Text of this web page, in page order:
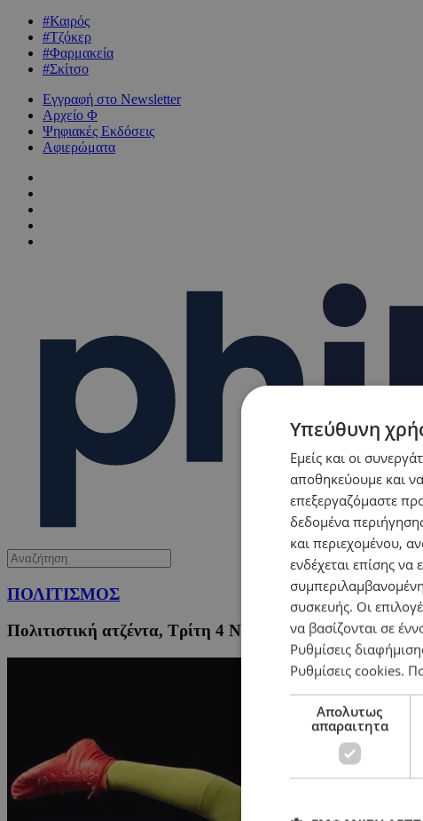
#Καιρός
#Τζόκερ
#Φαρμακεία
#Σκίτσο
Εγγραφή στο Newsletter
Αρχείο Φ
Ψηφιακές Εκδόσεις
Αφιερώματα
ΠΟΛΙΤΙΣΜΟΣ
Πολιτιστική ατζέντα, Τρίτη 4 Νοεμβρίου
Υπεύθυνη
Εμείς και οι
αποθηκεύουμε και
επεξεργαζόμαστε
δεδομένα
και περιεχομένου,
ενδέχεται επίσης
συσκευής. Οι
να βασίζονται σε
Ρυθμίσεις
Ρυθμίσεις cookies.
Απολυτως
απαραιτητα